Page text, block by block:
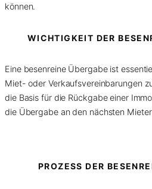
können.
WICHTIGKEIT DER
Eine besenreine Übergabe ist
Miet- oder Verkaufsvereinbarungen
die Basis für die Rückgabe einer
die Übergabe an den nächsten
PROZESS DER